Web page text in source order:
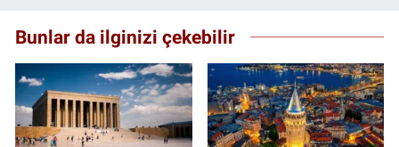
Bunlar da ilginizi çekebilir